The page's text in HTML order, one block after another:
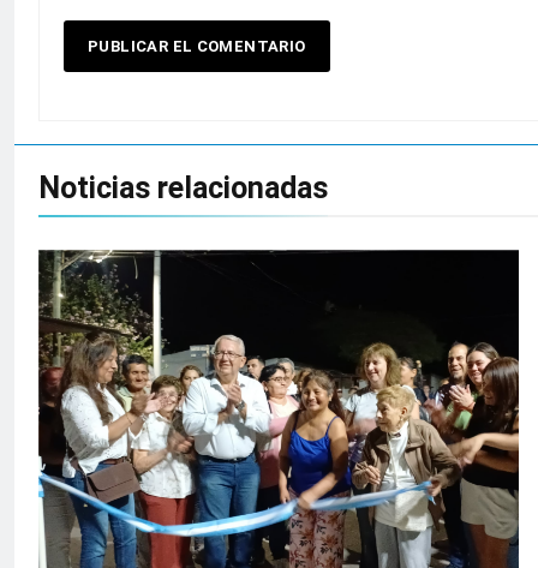
Noticias relacionadas